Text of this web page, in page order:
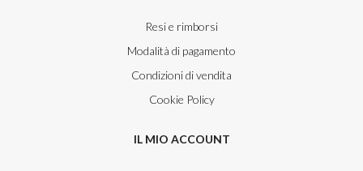
Resi e rimborsi
Modalità di pagamento
Condizioni di vendita
Cookie Policy
IL MIO ACCOUNT